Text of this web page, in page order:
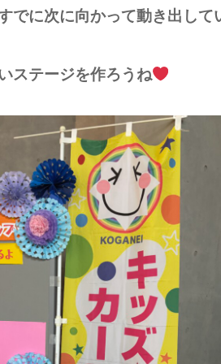
でに次に向かって動き出して
ステージを作ろうね